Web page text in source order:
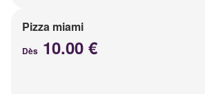
Pizza miami
Dès 10.00 €